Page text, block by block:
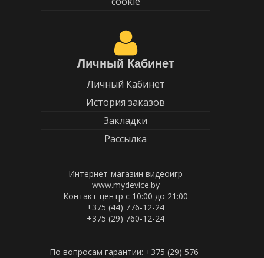
Личный Кабинет
Личный Кабинет
История заказов
Закладки
Рассылка
Интернет-магазин видеоигр
www.mydevice.by
Контакт-центр с 10:00 до 21:00
+375 (44) 776-12-24
+375 (29) 760-12-24
По вопросам гарантии: +375 (29) 576-